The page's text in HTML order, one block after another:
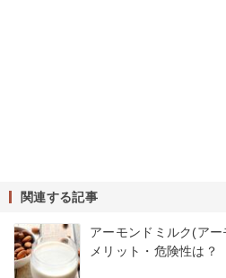
関連する記事
アーモンドミルク(ア
メリット・危険性は？